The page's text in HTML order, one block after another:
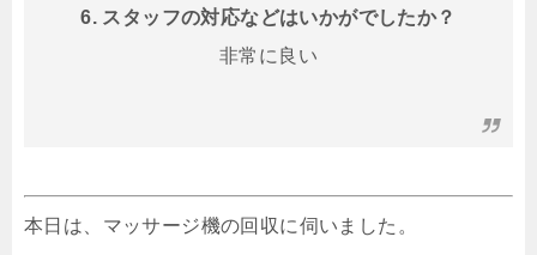
6. スタッフの対応などはいかがでしたか？
非常に良い
本日は、マッサージ機の回収に伺いました。